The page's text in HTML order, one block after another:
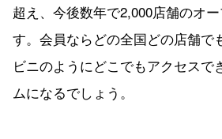
超え、今後数年で2,000店舗のオ
す。会員ならどの全国どの店舗で
ビニのようにどこでもアクセスで
ムになるでしょう。